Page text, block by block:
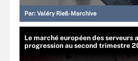
Par: Valéry Rieß-Marchive
Le marché européen des serveurs
progression au second trimestre